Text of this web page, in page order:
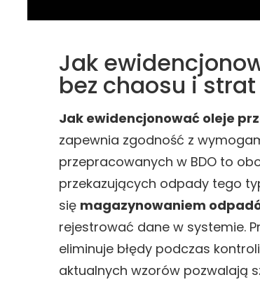
Jak
bez chaosu i strat
Jak ewidencjonować oleje
zapewnia zgodność z
przepracowanych w BDO to
przekazujących odpady tego
się magazynowaniem
rejestrować dane w systemie.
eliminuje błędy podczas
aktualnych wzorów pozwalają